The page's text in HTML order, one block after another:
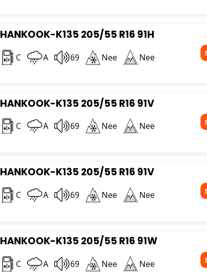
HANKOOK-K135 205/55 R16 91H
C A 69 Nee Nee
HANKOOK-K135 205/55 R16 91V
C A 69 Nee Nee
HANKOOK-K135 205/55 R16 91V
C A 69 Nee Nee
HANKOOK-K135 205/55 R16 91W
C A 69 Nee Nee